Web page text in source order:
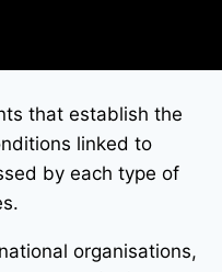
that establish the
linked to
by each type of
organisations,